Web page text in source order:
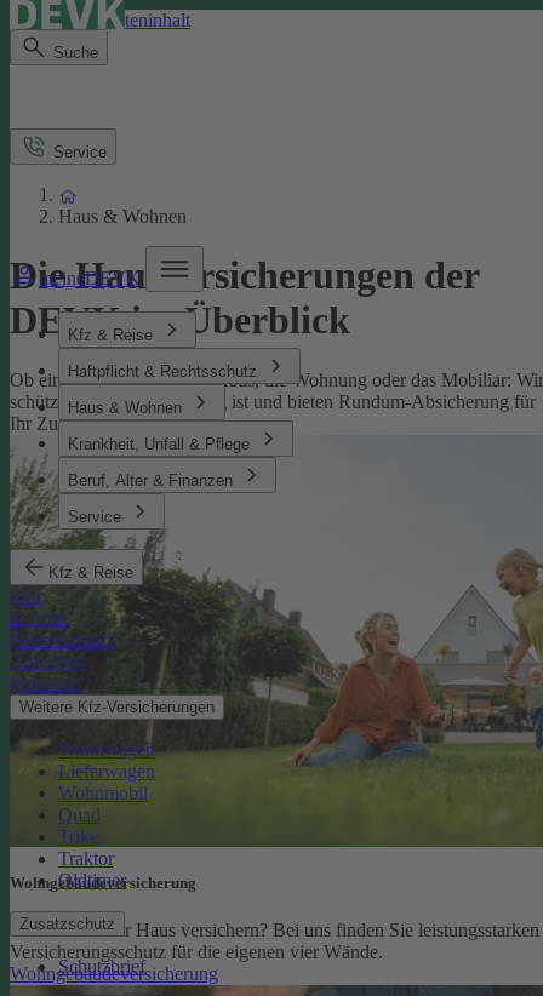
Direkt zum Seiteninhalt
Suche
meineDEVK
Kfz & Reise
Haftpflicht & Rechtsschutz
Haus & Wohnen
Krankheit, Unfall & Pflege
Beruf, Alter & Finanzen
Service
Kfz & Reise
Pkw
E-Auto
Kleinkraftrad
Anhänger
Motorrad
Weitere Kfz-Versicherungen
Wohnwagen
Lieferwagen
Wohnmobil
Quad
Trike
Traktor
Oldtimer
Zusatzschutz
Schutzbrief
Service
Haus & Wohnen
Die Hausversicherungen der
DEVK im Überblick
Ob eine Versicherung fürs Haus, die Wohnung oder das Mobiliar: Wir
schützen, was Ihnen wichtig ist und bieten Rundum-Absicherung für
Ihr Zuhause.
Wohngebäude­versicherung
Sie möchten Ihr Haus versichern? Bei uns finden Sie leistungsstarken
Versicherungsschutz für die eigenen vier Wände.
Wohngebäudeversicherung